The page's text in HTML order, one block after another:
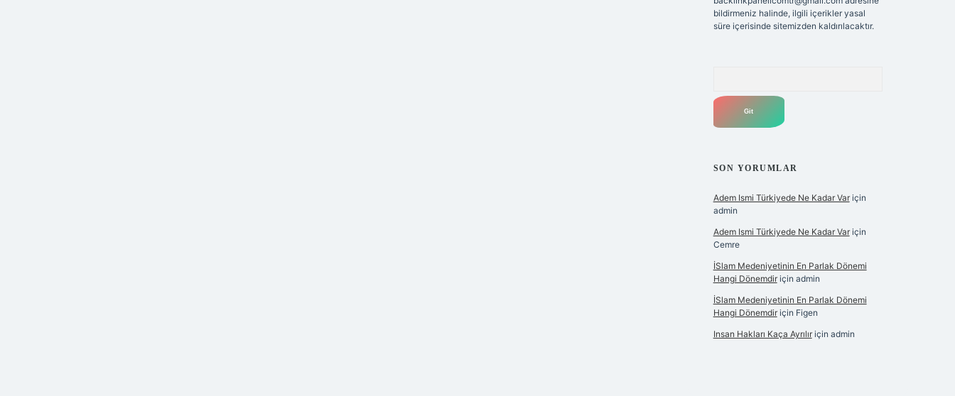
bildirmeniz halinde, ilgili içerikler yasal
süre içerisinde sitemizden kaldırılacaktır.
SON YORUMLAR
Adem Ismi Türkiyede Ne Kadar Variçin
admin
Adem Ismi Türkiyede Ne Kadar Variçin
Cemre
İSlam Medeniyetinin En Parlak Dönemi
Hangi Dönemdiriçin admin
İSlam Medeniyetinin En Parlak Dönemi
Hangi Dönemdiriçin Figen
Insan Hakları Kaça Ayrılıriçin admin